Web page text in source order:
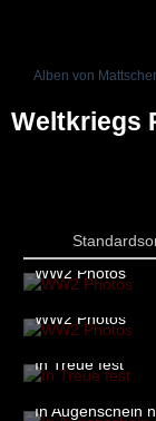
Alben von Mattscher
Weltkriegs
WW2 Photos
7. März
WW2 Photos
7. März
In Treue fest
7. März
In Augenschein